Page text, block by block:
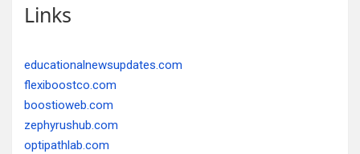
Links
educationalnewsupdates.com
flexiboostco.com
boostioweb.com
zephyrushub.com
optipathlab.com